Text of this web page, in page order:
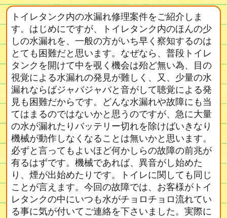
トイレタンク内の水漏れ修理案件をご紹介しま
す。はじめにですが、トイレタンク内のほんの少
しの水漏れを、一般の方がいち早く察知するのは
とても困難だと思います。なぜなら、普段トイレ
タンクを開けて中を覗く機会は殆ど無い為、目の
視覚による水漏れの発見が難しく、又、少量の水
漏れならばジャバジャバと音がして聴覚による発
見も困難だからです。どんな水漏れや故障にも当
てはまるのではないかと思うのですが、急に大量
の水が漏れたりバッテリー切れを除けばいきなり
機械が動作しなくなることは無いかと思います。
必ずと言ってもよいほど何かしらの故障の前兆が
有るはずです。機械であれば、異音がし始めた
り、煙が出始めたりです。トイレに関しても同じ
ことが言えます。今回の故障では、お客様がトイ
レタンクの中にいつも水がチョロチョロ流れてい
る事に気が付いてご連絡を下さいました。実際に